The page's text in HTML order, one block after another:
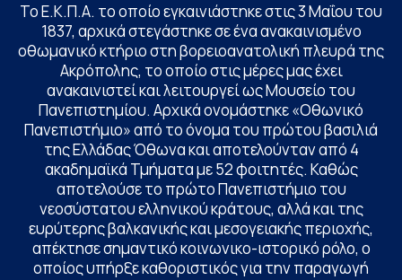
Το Ε.Κ.Π.Α. το οποίο εγκαινιάστηκε στις 3 Μαΐου του
1837, αρχικά στεγάστηκε σε ένα ανακαινισμένο
οθωμανικό κτήριο στη βορειοανατολική πλευρά της
Ακρόπολης, το οποίο στις μέρες μας έχει
ανακαινιστεί και λειτουργεί ως Μουσείο του
Πανεπιστημίου. Αρχικά ονομάστηκε «Οθωνικό
Πανεπιστήμιο» από το όνομα του πρώτου βασιλιά
της Ελλάδας Όθωνα και αποτελούνταν από 4
ακαδημαϊκά Τμήματα με 52 φοιτητές. Καθώς
αποτελούσε το πρώτο Πανεπιστήμιο του
νεοσύστατου ελληνικού κράτους, αλλά και της
ευρύτερης βαλκανικής και μεσογειακής περιοχής,
απέκτησε σημαντικό κοινωνικο-ιστορικό ρόλο, ο
οποίος υπήρξε καθοριστικός για την παραγωγή